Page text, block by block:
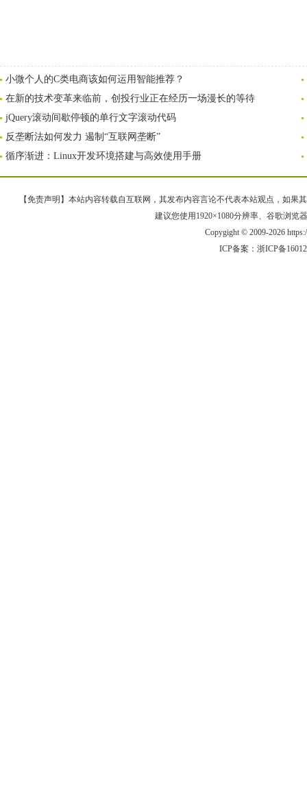
小微个人的C类电商该如何运用智能推荐？
在新的技术变革来临前，创投行业正在经历一场漫长的等待
jQuery滚动间歇停顿的单行文字滚动代码
反垄断法如何发力 遏制“互联网垄断”
循序渐进：Linux开发环境搭建与高效使用手册
【免责声明】本站内容转载自互联网，其发布内容言论不代表本站观点，如果
建议您使用1920×1080分辨率、谷歌浏览
Copygight © 2009-2026
ICP备案： 浙ICP备